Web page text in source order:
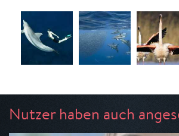
Nutzer haben auch